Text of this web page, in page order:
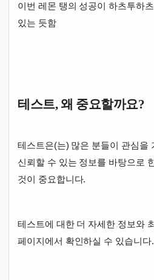
이번 레몬 탱의 성공이 하츠투하
있는 듯함
테스트, 왜 중요할까요?
테스트은(는) 많은 분들이 관심을
신뢰할 수 있는 정보를 바탕으로
것이 중요합니다.
테스트에 대한 더 자세한 정보와
페이지에서 확인하실 수 있습니다.